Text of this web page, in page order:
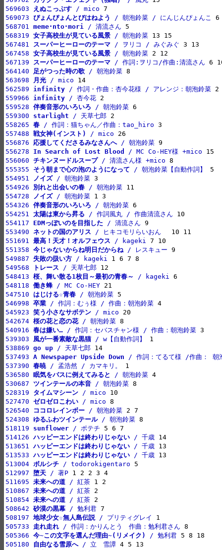
569603
えぬこっぷす / mico
569073 ぴょんぴょんとびはねよう / 朝泡鈴菜 / にんじんぴょんこ
568701 meme･nto･mori / 清流さん
568319 女子高校生が見ている風景 / 朝泡鈴菜
567481
スーパーヒーローのテーマ / ヲリコ / みぐみぐ
567458 女子高校生が見ている風景 / 朝泡鈴菜
567139
スーパーヒーローのテーマ / 作詞:ヲリコ/作曲:清流さん
564140
足がつった時の歌 / 朝泡鈴菜
563698
月光 / mico
562589 infinity / 作詞・作曲：杏今花様 / アレンジ：朝泡鈴菜
559966 infinity / 杏今花
559528 伴奏音形のいろいろ / 朝泡鈴菜
559300 starlight / 天草七郎
558265 春 / 作詞：猫ちゃん／作曲：tao_hiro
557488 戦女神(インスト) / mico
556876 応援してくださるみなさんへ / 朝泡鈴菜
556278 In Search of Lost Blood / MC Co-HEY様 +mico
556060 チキンヌードルスープ / 清流さん様 +mico
555355 そう朝まで心の泡のようになって / 朝泡鈴菜【自動作詞】
554951
ノイズ / 朝泡鈴菜
554926 別れと出会いの春 / 朝泡鈴菜
554728
ノイズ / 朝泡鈴菜
554326 伴奏音形のいろいろ / 朝泡鈴菜
554251 太陽は東から昇る / 作詞風丸 / 作曲清流さん
554117 EDMっぽいのを目指した / 清流さん
553490 ネットの国のアリス / ヒキコモリらいおん
551691 最高！天才！オルフェウス / kageki
551358 今じゃないからね明日だからね / レスキュー
549887 失敗の扱い方 / kageki
549568
トレース / 天草七郎
548413 桜、舞い散る1枚目～最初の青春～ / kageki
548118 働き蜂 / MC Co-HEY
547510 はじける☆青春 / 朝泡鈴菜
546998 卒業 / 作詞：むぅ様 / 作曲：朝泡鈴菜
545923 笑う小さなサボテン / mico
542674 桜の花と恋の花 / 朝泡鈴菜
540916 春は嫌い… / 作詞：セバスチャン様 / 作曲：朝泡鈴菜
539303 風が一番素敵な黒猫 / w【自動作詞】
538869 go up / 天草七郎
537493 A Newspaper Upside Down / 作詞：てるて様 /作曲： 朝
537390 春暁 / 孟浩然 / カマキリ。
536580 眠気をバスに例えてみると / 朝泡鈴菜
530687 ツインテールの本音 / 朝泡鈴菜
528319 タイムマシーン / mico
527470 ゼロゼロこわい / mico
526540
ココロレインボー / 朝泡鈴菜
524308 ゆるふわツインテール / 朝泡鈴菜
518119 sunflower / ポテチ
514126 ハッピーエンドは終わりじゃない / 千歳
513651 ハッピーエンドは終わりじゃない / 千歳
513533 ハッピーエンドは終わりじゃない / 千歳
513004 ボルシチ / todorokigentaro
512997 堕天 / 著P
511695 未来への道 / 紅茶
510867 未来への道 / 紅茶
510854 未来への道 / 紅茶
508642 砂漠の黒幕 / 勉利君
508197 地球少女☆無人島伝説 / プリティグレイ
505733 走れ走れ / 作詞：かりんとう　作曲：勉利君さん
505366 今~この文字を選んだ理由~(リメイク) / 勉利君
505180 自由なる雪原へ / 立　雪譚